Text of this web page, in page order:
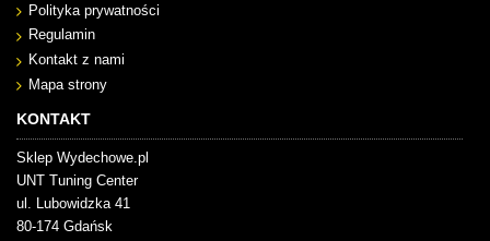
Polityka prywatności
Regulamin
Kontakt z nami
Mapa strony
KONTAKT
Sklep Wydechowe.pl
UNT Tuning Center
ul. Lubowidzka 41
80-174 Gdańsk